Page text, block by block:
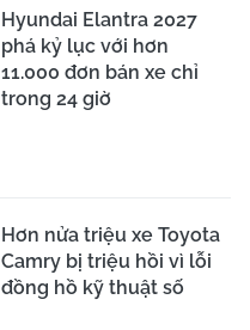
Hyundai Elantra 2027
phá kỷ lục với hơn
11.000 đơn bán xe chỉ
trong 24 giờ
Hơn nửa triệu xe Toyota
Camry bị triệu hồi vì lỗi
đồng hồ kỹ thuật số